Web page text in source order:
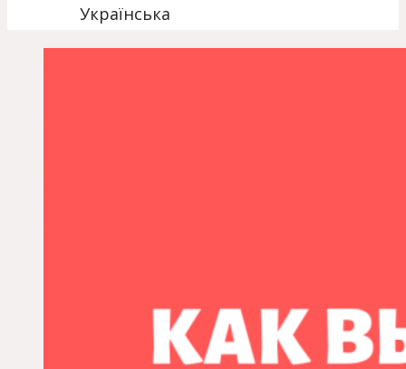
Українська